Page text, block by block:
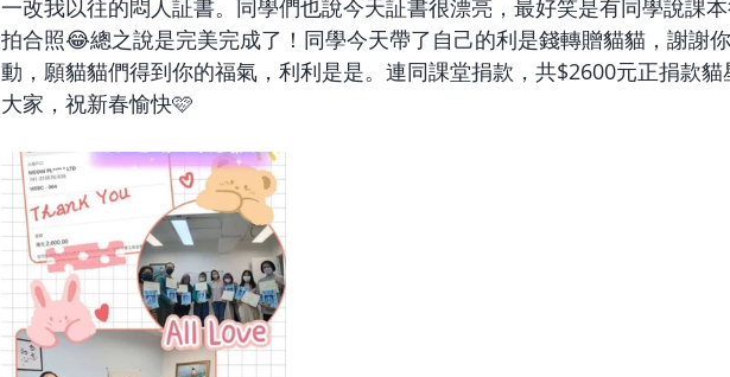
一改我以往的悶人証書。同學們也說今天証書很漂亮，最好笑是有同學說課
拍合照😂總之說是完美完成了！同學今天帶了自己的利是錢轉贈貓貓，謝謝
動，願貓貓們得到你的福氣，利利是是。連同課堂捐款，共$2600元正捐款
大家，祝新春愉快🩷